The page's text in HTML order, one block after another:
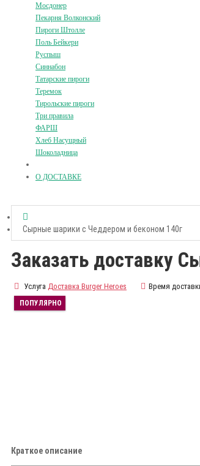
Мосдонер
Пекарня Волконский
Пироги Штолле
Поль Бейкери
Руспыш
Синнабон
Татарские пироги
Теремок
Тирольские пироги
Три правила
ФАРШ
Хлеб Насущный
Шоколадница
О ДОСТАВКЕ
Сырные шарики с Чеддером и беконом 140г
Заказать доставку
Услуга Доставка Burger Heroes Время
ПОПУЛЯРНО
Краткое описание